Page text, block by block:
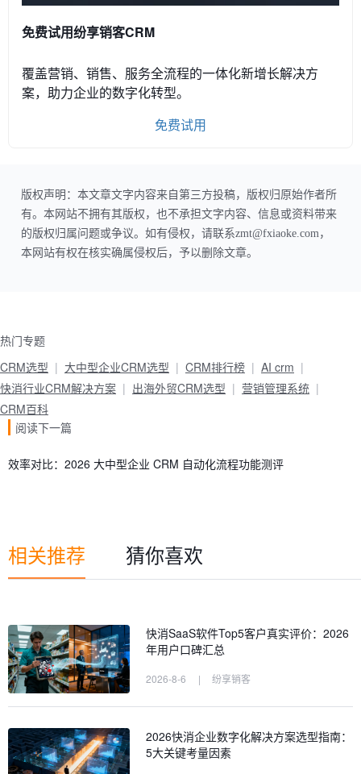
免费试用纷享销客CRM
覆盖营销、销售、服务全流程的一体化新增长解决方
案，助力企业的数字化转型。
免费试用
版权声明：本文章文字内容来自第三方投稿，版权归原始作者所
有。本网站不拥有其版权，也不承担文字内容、信息或资料带来
的版权归属问题或争议。如有侵权，请联系zmt@fxiaoke.com，
本网站有权在核实确属侵权后，予以删除文章。
热门专题
CRM选型
大中型企业CRM选型 CRM排行榜
AI crm
快消行业CRM解决方案
出海外贸CRM选型
营销管理系统
CRM百科
阅读下一篇
效率对比：2026 大中型企业 CRM 自动化流程功能测评
相关推荐 猜你喜欢
快消SaaS软件Top5客户真实评价：2026
年用户口碑汇总
2026-8-6 | 纷享销客
2026快消企业数字化解决方案选型指南：
5大关键考量因素